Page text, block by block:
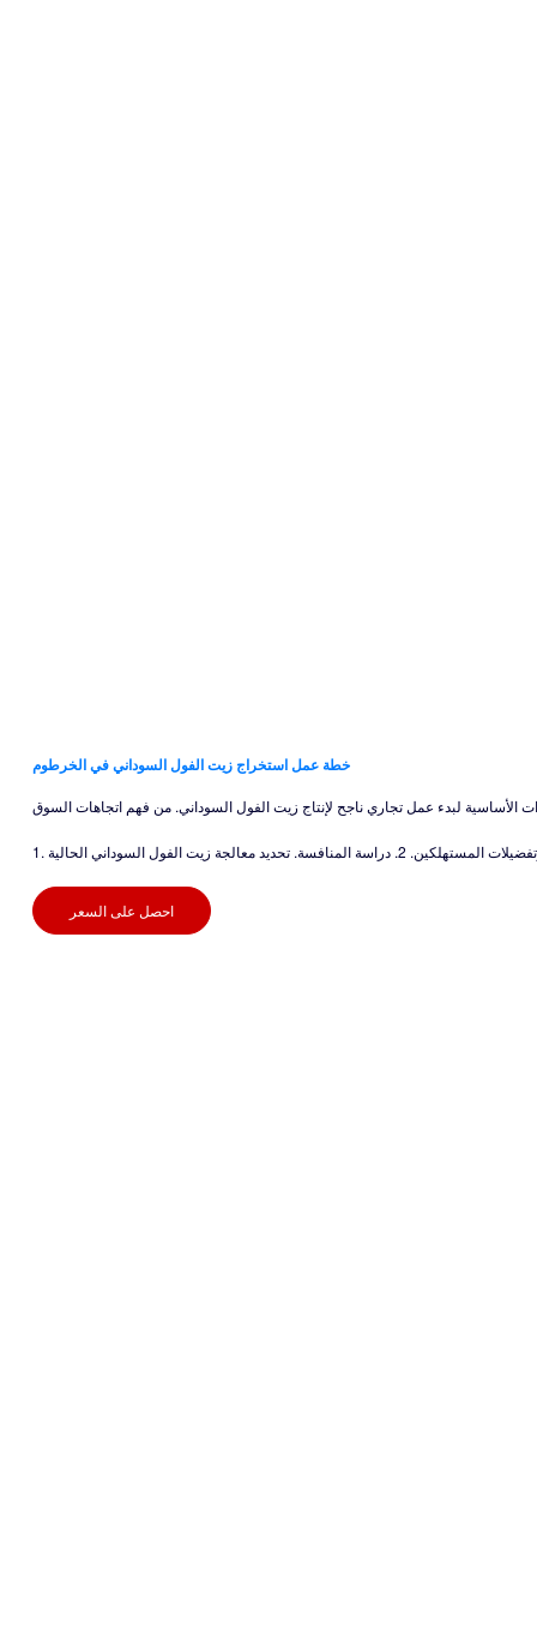
خطة عمل استخراج زيت الفول السوداني في الخرطوم
لبدء عمل تجاري ناجح لإنتاج زيت الفول السوداني. من فهم اتجاهات السوق
زيت الفول السوداني الحالية
احصل على السعر